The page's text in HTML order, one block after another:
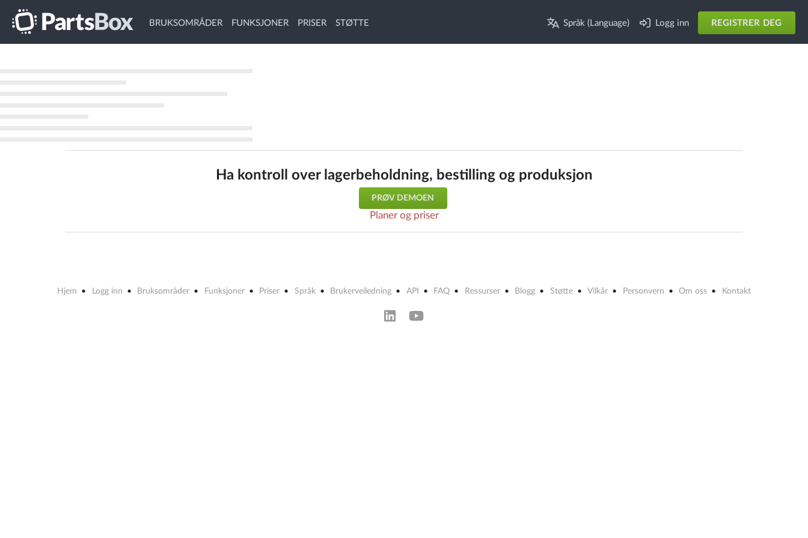
BRUKSOMRÅDER FUNKSJONER PRISER STØTTE Språk (Language) Logg inn REGISTRER DEG
Ha kontroll over lagerbeholdning, bestilling og produksjon
PRØV DEMOEN
Planer og priser
Hjem Logg inn Bruksområder Funksjoner Priser Språk Brukerveiledning API FAQ Ressurser Blogg Støtte Vilkår Personvern Om oss Kontakt